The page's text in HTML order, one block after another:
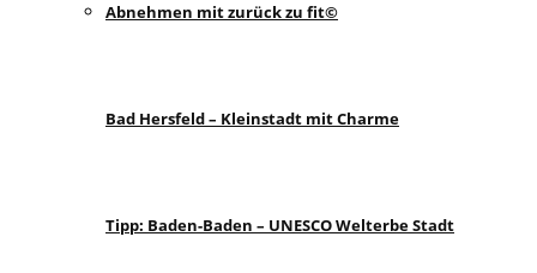
Abnehmen mit zurück zu fit©
Bad Hersfeld – Kleinstadt mit Charme
Tipp: Baden-Baden – UNESCO Welterbe Stadt